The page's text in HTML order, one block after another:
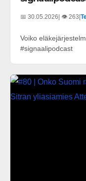
📅 30.05.2026 | 👁️ 263
Voiko
#signaalipodcast